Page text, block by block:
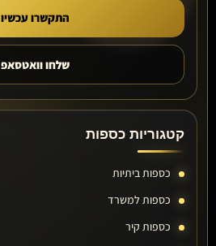
התקשרו עכשיו
שלחו וואטסאפ
קטגוריות כספות
כספות ביתיות
כספות למשרד
כספות קיר